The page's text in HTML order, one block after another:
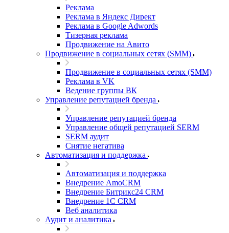
Реклама
Реклама в Яндекс Директ
Реклама в Google Adwords
Тизерная реклама
Продвижение на Авито
Продвижение в социальных сетях (SMM)
Продвижение в социальных сетях (SMM)
Реклама в VK
Ведение группы ВК
Управление репутацией бренда
Управление репутацией бренда
Управление общей репутацией SERM
SERM аудит
Снятие негатива
Автоматизация и поддержка
Автоматизация и поддержка
Внедрение AmoCRM
Внедрение Битрикс24 CRM
Внедрение 1C CRM
Веб аналитика
Аудит и аналитика